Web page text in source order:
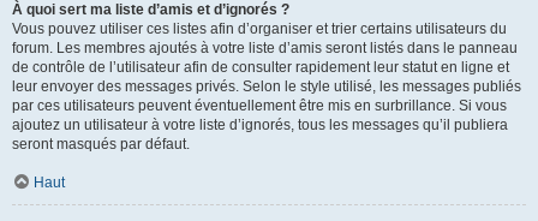
À quoi sert ma liste d’amis et d’ignorés ?
Vous pouvez utiliser ces listes afin d’organiser et trier certains utilisateurs du
forum. Les membres ajoutés à votre liste d’amis seront listés dans le panneau
de contrôle de l’utilisateur afin de consulter rapidement leur statut en ligne et
leur envoyer des messages privés. Selon le style utilisé, les messages publiés
par ces utilisateurs peuvent éventuellement être mis en surbrillance. Si vous
ajoutez un utilisateur à votre liste d’ignorés, tous les messages qu’il publiera
seront masqués par défaut.
Haut